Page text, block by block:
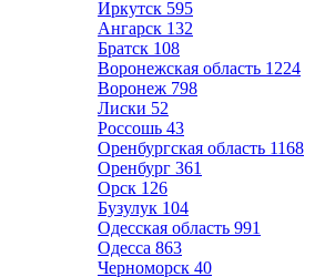
Иркутск 595
Ангарск 132
Братск 108
Воронежская область 1224
Воронеж 798
Лиски 52
Россошь 43
Оренбургская область 1168
Оренбург 361
Орск 126
Бузулук 104
Одесская область 991
Одесса 863
Черноморск 40